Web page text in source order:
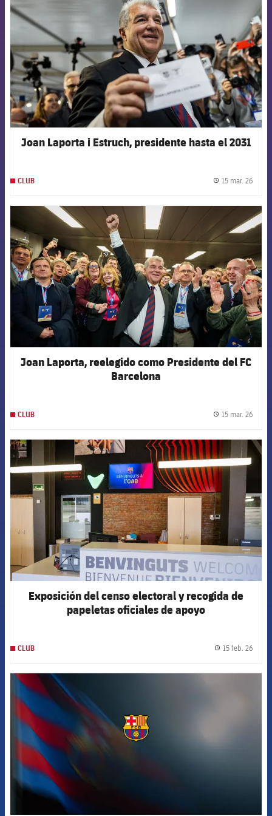
Joan Laporta i Estruch, presidente hasta el 2031
CLUB 15 mar. 26
FCB Barcelona badge
Joan Laporta, reelegido como Presidente del FC
Barcelona
CLUB 15 mar. 26
FCB Barcelona badge
Exposición del censo electoral y recogida de
papeletas oficiales de apoyo
CLUB 15 feb. 26